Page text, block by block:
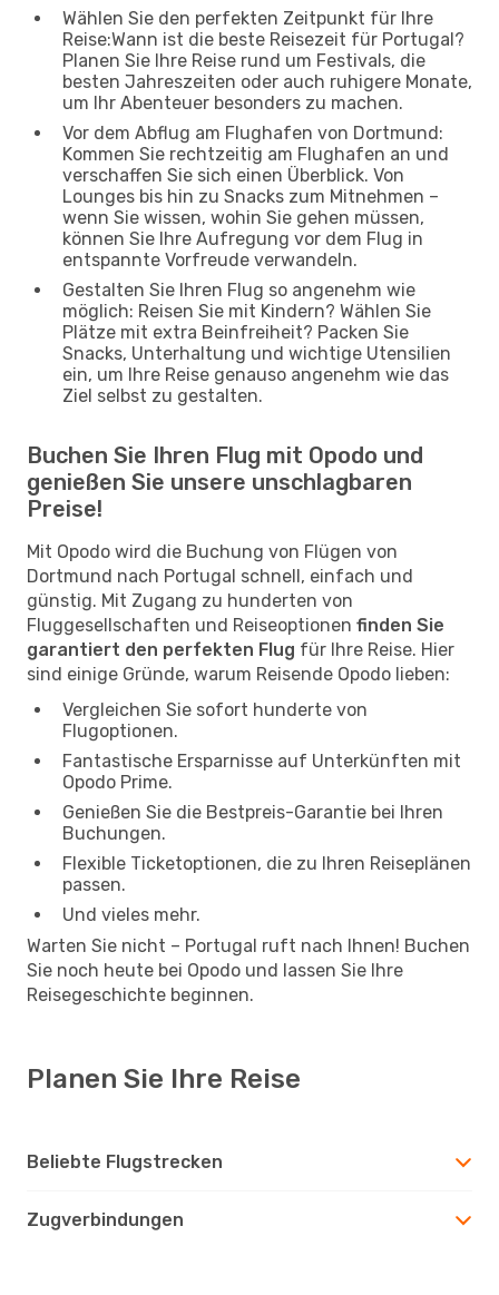
Wählen Sie den perfekten Zeitpunkt für Ihre
Reise:Wann ist die beste Reisezeit für Portugal?
Planen Sie Ihre Reise rund um Festivals, die
besten Jahreszeiten oder auch ruhigere Monate,
um Ihr Abenteuer besonders zu machen.
Vor dem Abflug am Flughafen von Dortmund:
Kommen Sie rechtzeitig am Flughafen an und
verschaffen Sie sich einen Überblick. Von
Lounges bis hin zu Snacks zum Mitnehmen –
wenn Sie wissen, wohin Sie gehen müssen,
können Sie Ihre Aufregung vor dem Flug in
entspannte Vorfreude verwandeln.
Gestalten Sie Ihren Flug so angenehm wie
möglich: Reisen Sie mit Kindern? Wählen Sie
Plätze mit extra Beinfreiheit? Packen Sie
Snacks, Unterhaltung und wichtige Utensilien
ein, um Ihre Reise genauso angenehm wie das
Ziel selbst zu gestalten.
Buchen Sie Ihren Flug mit Opodo und
genießen Sie unsere unschlagbaren
Preise!
Mit Opodo wird die Buchung von Flügen von
Dortmund nach Portugal schnell, einfach und
günstig. Mit Zugang zu hunderten von
Fluggesellschaften und Reiseoptionen finden Sie
garantiert den perfekten Flug für Ihre Reise. Hier
sind einige Gründe, warum Reisende Opodo lieben:
Vergleichen Sie sofort hunderte von
Flugoptionen.
Fantastische Ersparnisse auf Unterkünften mit
Opodo Prime.
Genießen Sie die Bestpreis-Garantie bei Ihren
Buchungen.
Flexible Ticketoptionen, die zu Ihren Reiseplänen
passen.
Und vieles mehr.
Warten Sie nicht – Portugal ruft nach Ihnen! Buchen
Sie noch heute bei Opodo und lassen Sie Ihre
Reisegeschichte beginnen.
Planen Sie Ihre Reise
Beliebte Flugstrecken
Zugverbindungen